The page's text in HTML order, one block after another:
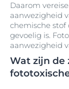
Daarom
aanwezigheid
chemische
gevoelig is.
aanwezigheid
Wat zijn de